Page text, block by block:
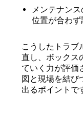
メンテナン
位置が合わ
こうしたトラブ
直し、ボックス
ていく力が評価
図と現場を結び
出るポイントで